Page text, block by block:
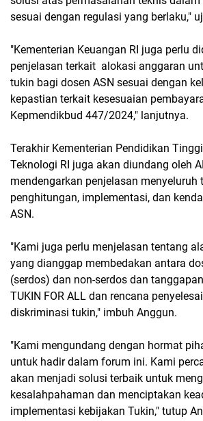
sesuai dengan regulasi yang berlaku,"
"Kementerian Keuangan RI juga perlu
penjelasan terkait alokasi anggaran
tukin bagi dosen ASN sesuai dengan
kepastian terkait kesesuaian
Kepmendikbud 447/2024," lanjutnya.
Terakhir Kementerian Pendidikan
Teknologi RI juga akan diundang oleh
mendengarkan penjelasan menyeluruh
penghitungan, implementasi, dan
ASN.
"Kami juga perlu menjelasan tentang
yang dianggap membedakan antara
(serdos) dan non-serdos dan
TUKIN FOR ALL dan rencana
diskriminasi tukin," imbuh Anggun.
"Kami mengundang dengan hormat
untuk hadir dalam forum ini. Kami
akan menjadi solusi terbaik untuk
kesalahpahaman dan menciptakan
implementasi kebijakan Tukin," tutup